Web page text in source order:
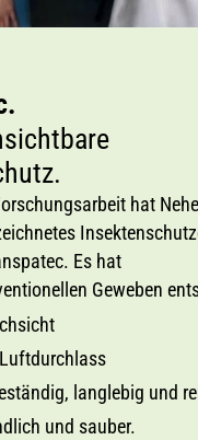
hat
Es hat
Geweben
langlebig und
und sauber.